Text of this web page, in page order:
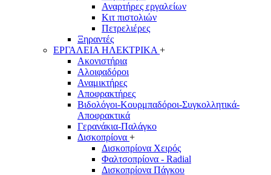
Αναρτήρες εργαλείων
Κιτ πιστολιών
Πετρελιέρες
Ξηραντές
ΕΡΓΑΛΕΙΑ ΗΛΕΚΤΡΙΚΑ +
Ακονιστήρια
Αλοιφαδόροι
Αναμικτήρες
Αποφρακτήρες
Βιδολόγοι-Κουρμπαδόροι-Συγκολλητικά-
Αποφρακτικά
Γερανάκια-Παλάγκο
Δισκοπρίονα +
Δισκοπρίονα Χειρός
Φαλτσοπρίονα - Radial
Δισκοπρίονα Πάγκου